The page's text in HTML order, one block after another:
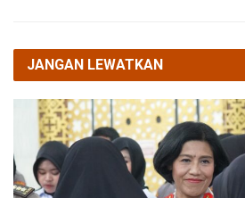
JANGAN LEWATKAN